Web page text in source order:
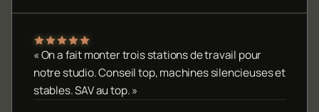
« On a fait monter trois stations de travail pour
notre studio. Conseil top, machines silencieuses et
stables. SAV au top. »